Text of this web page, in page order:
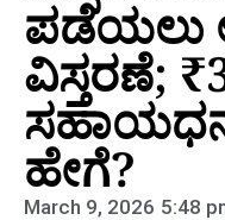
ಪಡೆಯಲು
ವಿಸ್ತರಣೆ;
ಹೇಗೆ?
March 9, 2026 5:48